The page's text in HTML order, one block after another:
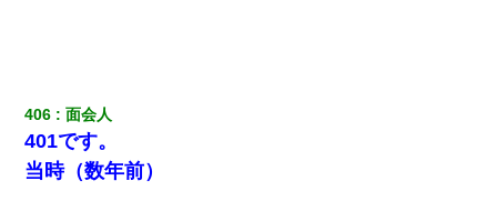
せたら...
【唖然】帰宅したら旦那のスポーツカーが消えていた。警察『目
立つし、すぐ見つかるかもしれません』→ 数時間後・・警察『××
406 面会人
401です。
当時（数年前）